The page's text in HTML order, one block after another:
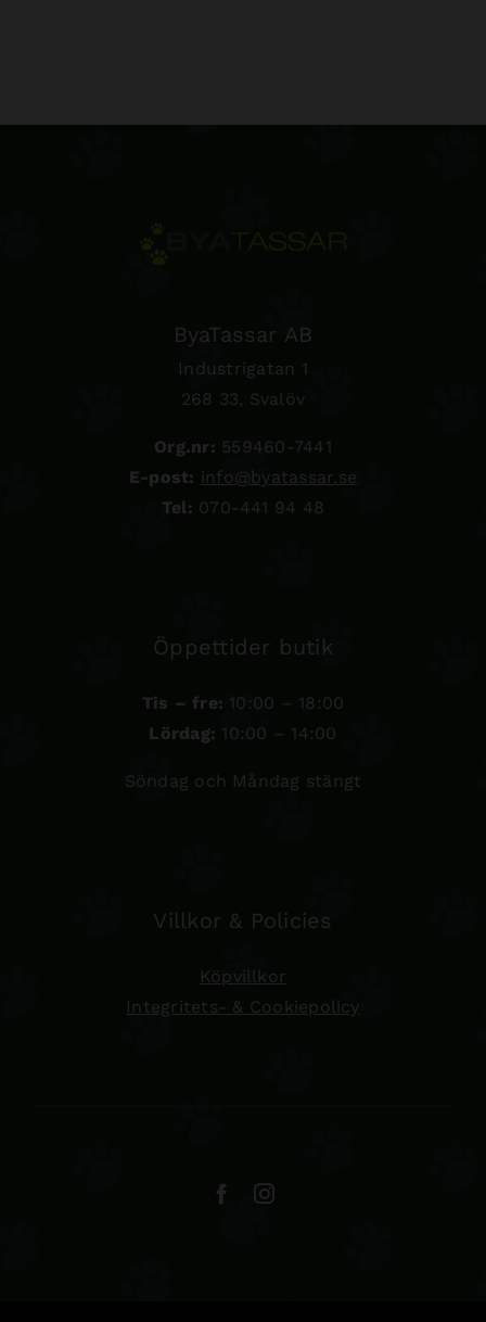
ByaTassar AB
Industrigatan 1
268 33, Svalöv
Org.nr: 559460-7441
E-post: info@byatassar.se
Tel: 070-441 94 48
Öppettider butik
Tis – fre: 10:00 – 18:00
Lördag: 10:00 – 14:00
Söndag och Måndag stängt
Villkor & Policies
Köpvillkor
Integritets- & Cookiepolicy